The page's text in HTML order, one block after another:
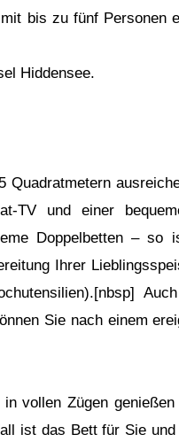
bis zu fünf Personen
Hiddensee.
und einer
Doppelbetten – so
Ihrer
Sie nach einem
vollen Zügen
ist das Bett für Sie